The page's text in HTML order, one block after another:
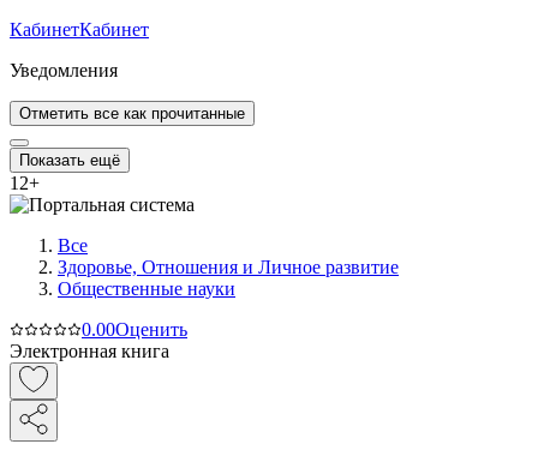
КабинетКабинет
Уведомления
Отметить все как прочитанные
Показать ещё
12+
Все
Здоровье, Отношения и Личное развитие
Общественные науки
0.00Оценить
Электронная книга